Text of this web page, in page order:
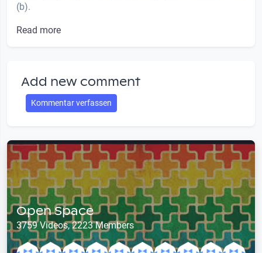
(b).
Read more
Add new comment
Kommentar verfassen
Open Space
3759 Videos, 2223 Members